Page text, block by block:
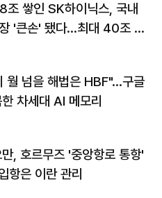
조 쌓인 SK하이닉스, 국내
'큰손' 됐다…최대 40조 투
월 넘을 해법은 HBF"…구글
차세대 AI 메모리
만, 호르무즈 '중앙항로 통항'
항은 이란 관리